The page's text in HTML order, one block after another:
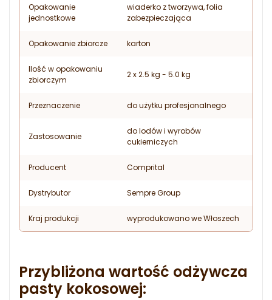
Opakowanie
jednostkowe
wiaderko z tworzywa, folia
zabezpieczająca
Opakowanie zbiorcze karton
Ilość w opakowaniu
zbiorczym
2 x 2.5 kg - 5.0 kg
Przeznaczenie do użytku profesjonalnego
Zastosowanie
do lodów i wyrobów
cukierniczych
Producent Comprital
Dystrybutor Sempre Group
Kraj produkcji wyprodukowano we Włoszech
Przybliżona wartość odżywcza
pasty kokosowej: